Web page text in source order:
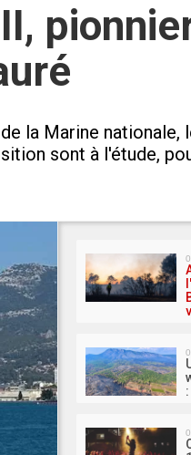
la Marine nationale,
sont à l'étude,